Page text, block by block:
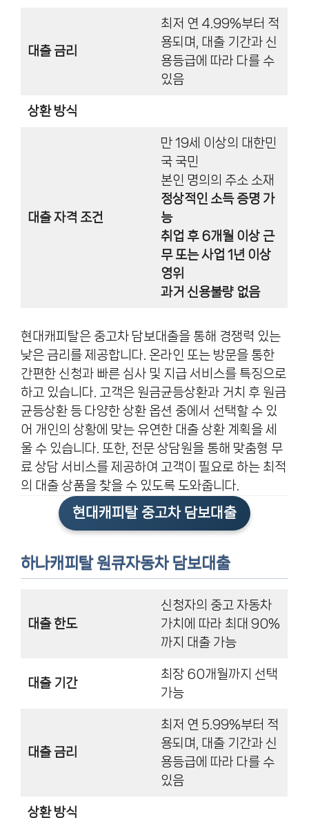
대출 금리
최저 연 4.99%부터 적
용되며, 대출 기간과 신
용등급에 따라 다를 수
있음
상환 방식
대출 자격 조건
만 19세 이상의 대한민
국 국민
본인 명의의 주소 소재
정상적인 소득 증명 가
능
취업 후 6개월 이상 근
무 또는 사업 1년 이상
영위
과거 신용불량 없음
현대캐피탈은 중고차 담보대출을 통해 경쟁력 있는
낮은 금리를 제공합니다. 온라인 또는 방문을 통한
간편한 신청과 빠른 심사 및 지급 서비스를 특징으로
하고 있습니다. 고객은 원금균등상환과 거치 후 원금
균등상환 등 다양한 상환 옵션 중에서 선택할 수 있
어 개인의 상황에 맞는 유연한 대출 상환 계획을 세
울 수 있습니다. 또한, 전문 상담원을 통해 맞춤형 무
료 상담 서비스를 제공하여 고객이 필요로 하는 최적
의 대출 상품을 찾을 수 있도록 도와줍니다.
현대캐피탈 중고차 담보대출
하나캐피탈 원큐자동차 담보대출
대출 한도
신청자의 중고 자동차
가치에 따라 최대 90%
까지 대출 가능
대출 기간
최장 60개월까지 선택
가능
대출 금리
최저 연 5.99%부터 적
용되며, 대출 기간과 신
용등급에 따라 다를 수
있음
상환 방식